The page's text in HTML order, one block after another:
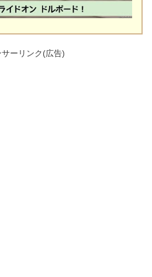
サーリンク(広告)